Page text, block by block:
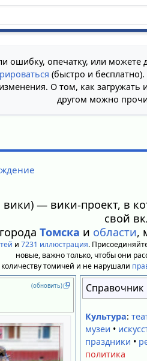
ошибку, опечатку, или
(быстро и
О том, как
другом можно
вики) — вики-проект, в
свой
Томска и области,
и 7231 иллюстрация.
новые, важно только, чтобы они
томичей и не нарушали
(обновить) Справочник
Культура:
музеи •
праздники •
политика